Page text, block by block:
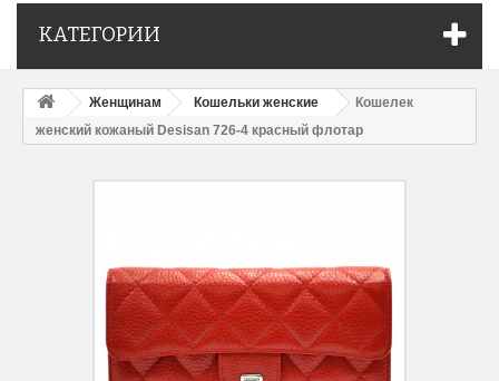
КАТЕГОРИИ
Женщинам Кошельки женские
Кошелек
женский кожаный Desisan 726-4 красный флотар